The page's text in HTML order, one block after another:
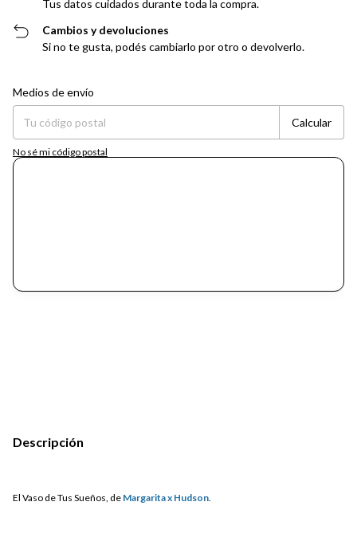
Tus datos cuidados durante toda la compra.
Cambios y devoluciones
Si no te gusta, podés cambiarlo por otro o devolverlo.
Entregas para el CP:
Medios de envío
Calcular
No sé mi código postal
Descripción
El Vaso de Tus Sueños, de Margarita x Hudson.